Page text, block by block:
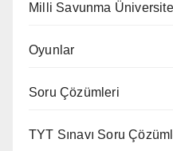
Milli Savunma
Oyunlar
Soru Çözümleri
TYT Sınavı Soru